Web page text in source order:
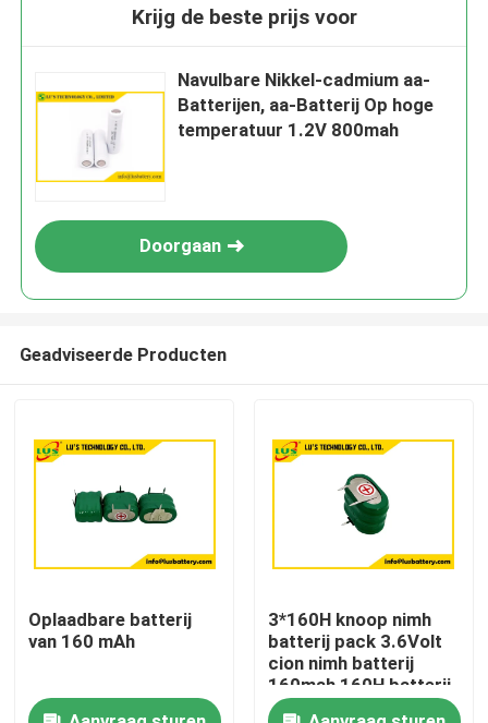
Krijg de beste prijs voor
Navulbare Nikkel-cadmium aa-
Batterijen, aa-Batterij Op hoge
temperatuur 1.2V 800mah
Doorgaan
Geadviseerde Producten
Oplaadbare batterij
van 160 mAh
3*160H knoop nimh
batterij pack 3.6Volt
cion nimh batterij
160mah 160H batterij